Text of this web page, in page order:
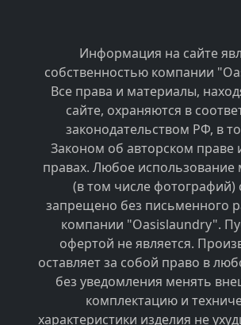
Информация на сайте
собственностью компании
Все права и материалы,
сайте, охраняются в
законодательством РФ, в
Законом об авторском праве
правах. Любое использование
(в том числе фотографий)
запрещено без письменного
компании "Oasislaundry".
офертой не является.
оставляет за собой право в
без уведомления менять
комплектацию и
характеристики изделия не